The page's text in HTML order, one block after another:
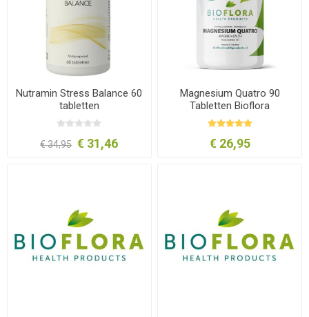
Nutramin Stress Balance 60
tabletten
€ 34,95 € 31,46
Magnesium Quatro 90
Tabletten Bioflora
€ 26,95